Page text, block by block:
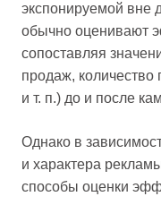
экспонируемой вне
обычно оценивают
сопоставляя
продаж, количество
и т. п.) до и после
Однако в
и характера
способы оценки